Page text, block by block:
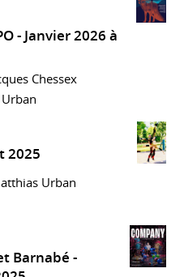
Janvier 2026 à
Chessex
2025
Urban
Barnabé